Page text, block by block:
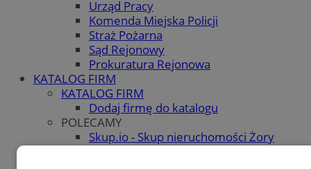
Urząd Pracy
Komenda Miejska Policji
Straż Pożarna
Sąd Rejonowy
Prokuratura Rejonowa
KATALOG FIRM
KATALOG FIRM
Dodaj firmę do katalogu
POLECAMY
Skup.io - Skup nieruchomości Żory